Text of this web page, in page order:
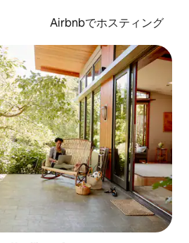
Airbnbでホスティング